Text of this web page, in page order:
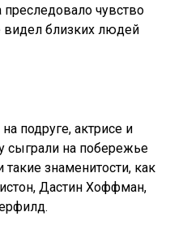
преследовало чувство
видел близких людей
подруге, актрисе и
сыграли на побережье
такие знаменитости, как
Дастин Хоффман,